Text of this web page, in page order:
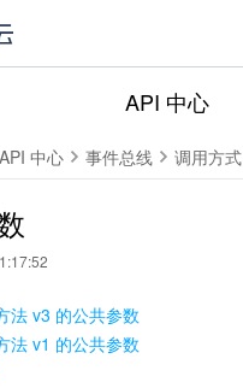
API 中心
API 中心 事件总线 调用方式
法 v3 的公共参数
法 v1 的公共参数